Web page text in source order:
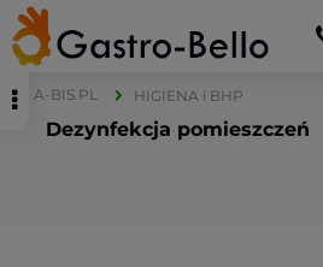
A-BIS.PL HIGIENA i BHP
Dezynfekcja pomieszczeń